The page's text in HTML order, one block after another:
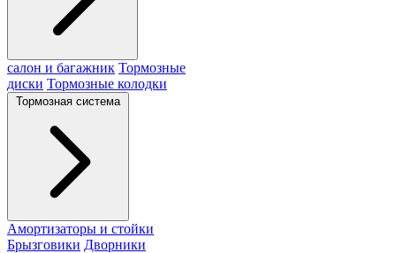
салон и багажник Тормозные
диски Тормозные колодки
Тормозная система
Амортизаторы и стойки
Брызговики Дворники